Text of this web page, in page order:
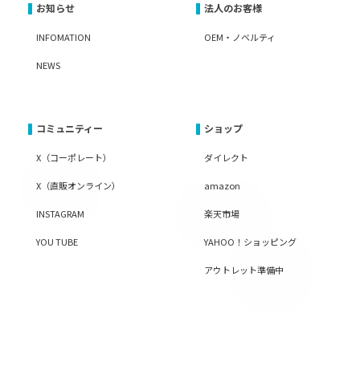
お知らせ
INFOMATION
NEWS
法人のお客様
OEM・ノベルティ
コミュニティー
X（コーポレート）
X（直販オンライン）
INSTAGRAM
YOU TUBE
ショップ
ダイレクト
amazon
楽天市場
YAHOO！ショッピング
アウトレット準備中